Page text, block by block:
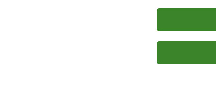
località non è nuova a questo genere di cose, poiché
leggenda narra che sia infestata da una strega che
Buckshaw Village: qui sono stati notati dalla gente
strane luci nel cielo; gli avvistamenti si sono protratti